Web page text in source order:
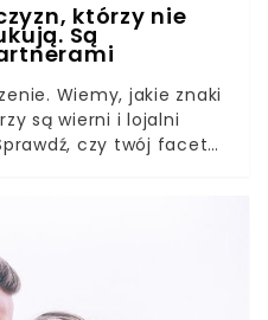
którzy nie
Są
Wiemy, jakie znaki
są wierni i lojalni
czy twój facet
być twój partner, to
nie będziesz